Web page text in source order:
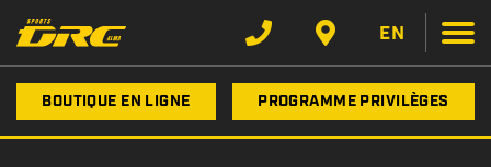
EN
BOUTIQUE EN LIGNE PROGRAMME PRIVILÈGES